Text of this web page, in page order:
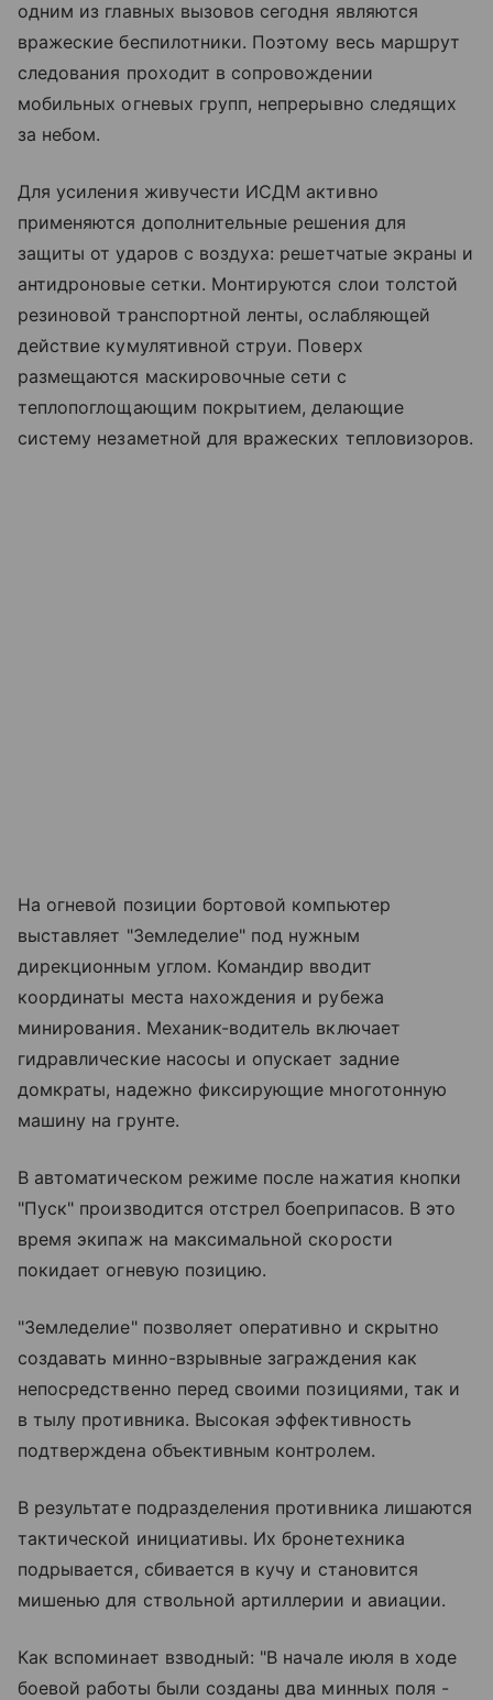
одним из главных вызовов сегодня являются
вражеские беспилотники. Поэтому весь маршрут
следования проходит в сопровождении
мобильных огневых групп, непрерывно следящих
за небом.
Для усиления живучести ИСДМ активно
применяются дополнительные решения для
защиты от ударов с воздуха: решетчатые экраны и
антидроновые сетки. Монтируются слои толстой
резиновой транспортной ленты, ослабляющей
действие кумулятивной струи. Поверх
размещаются маскировочные сети с
теплопоглощающим покрытием, делающие
систему незаметной для вражеских тепловизоров.
На огневой позиции бортовой компьютер
выставляет "Земледелие" под нужным
дирекционным углом. Командир вводит
координаты места нахождения и рубежа
минирования. Механик-водитель включает
гидравлические насосы и опускает задние
домкраты, надежно фиксирующие многотонную
машину на грунте.
В автоматическом режиме после нажатия кнопки
"Пуск" производится отстрел боеприпасов. В это
время экипаж на максимальной скорости
покидает огневую позицию.
"Земледелие" позволяет оперативно и скрытно
создавать минно-взрывные заграждения как
непосредственно перед своими позициями, так и
в тылу противника. Высокая эффективность
подтверждена объективным контролем.
В результате подразделения противника лишаются
тактической инициативы. Их бронетехника
подрывается, сбивается в кучу и становится
мишенью для ствольной артиллерии и авиации.
Как вспоминает взводный: "В начале июля в ходе
боевой работы были созданы два минных поля -